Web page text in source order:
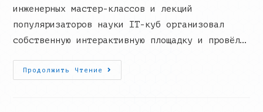
инженерных мастер-классов и лекций
популяризаторов науки IT-куб организовал
собственную интерактивную площадку и провёл…
Продолжить Чтение
IT-
Куб.Норильск